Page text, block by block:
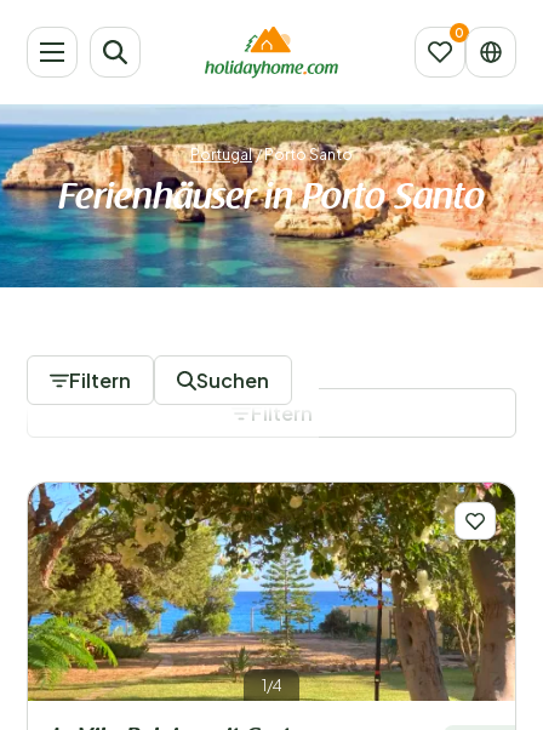
Portugal/Porto Santo
Ferienhäuser in Porto Santo
Filtern Suchen
Ihr Urlaub
Wählen Sie Reisedaten und Ihre Begleitung
Wann?
Filtern
1/4